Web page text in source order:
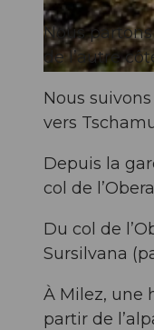
Nous
de l’autre
Nous
vers
Depuis la
col de
Du col de
Sursilvana
À Milez, une
partir de